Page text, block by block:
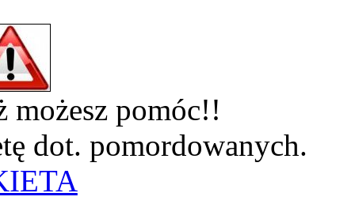
możesz pomóc!!
dot. pomordowanych.